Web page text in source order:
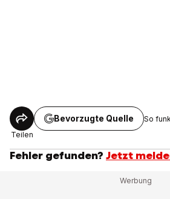
Teilen
Bevorzugte Quelle So
Fehler gefunden? Jetzt